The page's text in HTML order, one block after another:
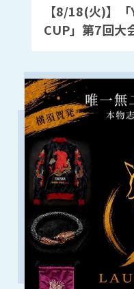
【8/18(火)】
CUP」第7回大